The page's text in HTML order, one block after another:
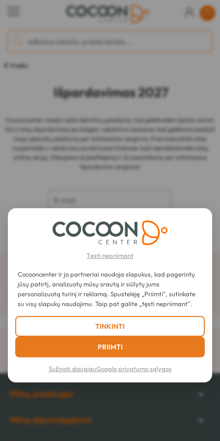
Pradžia
Išpardavimas 2027
Cocooncenter visada rasite išskirtinių pasiūlymų, kad galėtumėte rūpintis savimi.
Nors mūsų išpardavimas jau baigėsi, nekantriai laukiame, kad galėtume pasiūlyti
naujų specialių pasiūlymų per artimiausius renginius. Prenumeruokite mūsų
naujienlaiškį ir sekite mus socialiniuose tinkluose, kad nepraleistumėte mūsų
artimų akcijų. Dėkojame už pasitikėjimą ir iki pasimatymo per artimiausius
išpardavimo renginius!
nuo 8,95 € į namus
Mūsų paslaugos
Mūsų įsipareigojimai
Tęsti nepriimant
Cocooncenter ir jo partneriai naudoja slapukus, kad pagerintų
jūsų patirtį, analizuotų mūsų srautą ir siūlytų jums
personalizuotą turinį ir reklamą. Spustelėję „Priimti", sutinkate
su visų slapukų naudojimu. Taip pat galite „tęsti nepriimant".
TINKINTI
PRIIMTI
Sužinoti daugiauGoogle privatumo sąlygos